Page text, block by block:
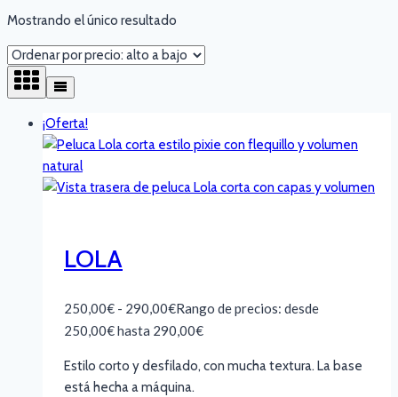
Mostrando el único resultado
¡Oferta!
LOLA
250,00€ - 290,00€Rango de precios: desde
250,00€ hasta 290,00€
Estilo corto y desfilado, con mucha textura. La base
está hecha a máquina.